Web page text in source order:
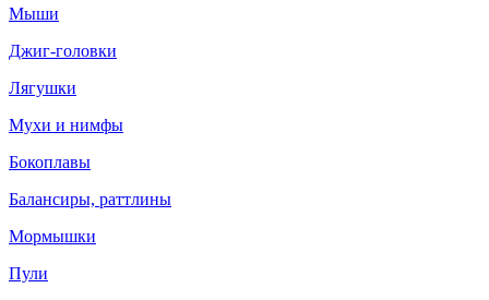
Мыши
Джиг-головки
Лягушки
Мухи и нимфы
Бокоплавы
Балансиры, раттлины
Мормышки
Пули